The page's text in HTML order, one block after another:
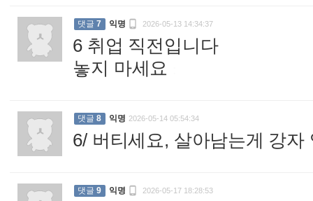
댓글 7 익명  2026-05-13 14:34:37
6 취업 직전입니다
놓지 마세요
댓글 8 익명 2026-05-14 05:54:34
6/ 버티세요, 살아남는게 강
댓글 9 익명  2026-05-17 18:28:53